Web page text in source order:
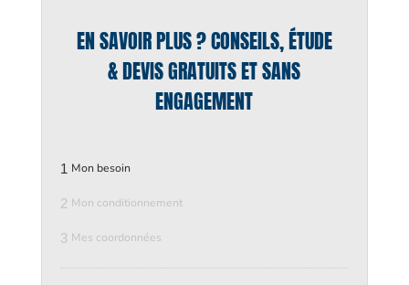
EN SAVOIR PLUS ? CONSEILS, ÉTUDE
& DEVIS GRATUITS ET SANS
ENGAGEMENT
1 Mon besoin
2 Mon conditionnement
3 Mes coordonnées